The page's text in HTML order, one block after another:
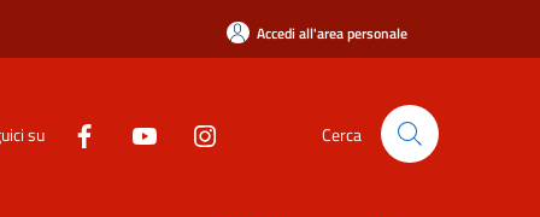
Accedi all'area personale
su Cerca